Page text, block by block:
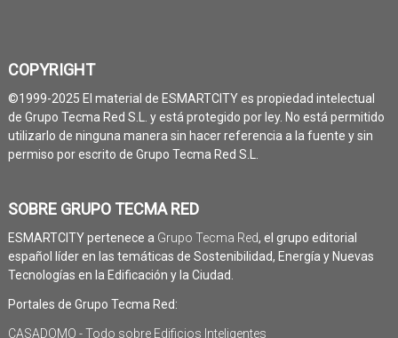
COPYRIGHT
©1999-2025 El material de ESMARTCITY es propiedad intelectual
de Grupo Tecma Red S.L. y está protegido por ley. No está permitido
utilizarlo de ninguna manera sin hacer referencia a la fuente y sin
permiso por escrito de Grupo Tecma Red S.L.
SOBRE GRUPO TECMA RED
ESMARTCITY pertenece a Grupo Tecma Red, el grupo editorial
español líder en las temáticas de Sostenibilidad, Energía y Nuevas
Tecnologías en la Edificación y la Ciudad.
Portales de Grupo Tecma Red:
CASADOMO - Todo sobre Edificios Inteligentes